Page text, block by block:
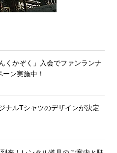
くかぞく」入会でファンランナ
ン実施中！
ナルTシャツのデザインが決定